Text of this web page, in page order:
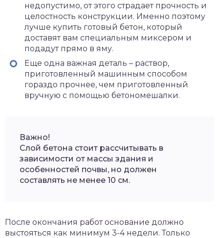
недопустимо, от этого страдает прочность и
целостность конструкции. Именно поэтому
лучше купить готовый бетон, который
доставят вам специальным миксером и
подадут прямо в яму.
Еще одна важная деталь – раствор,
приготовленный машинным способом
гораздо прочнее, чем приготовленный
вручную с помощью бетономешалки.
Важно!
Слой бетона стоит рассчитывать в
зависимости от массы здания и
особенностей почвы, но должен
составлять не менее 10 см.
После окончания работ основание должно
выстояться как минимум 3-4 недели. Только